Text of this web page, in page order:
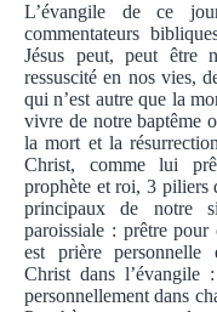
L’évangile de ce
commentateurs
Jésus peut, peut être
ressuscité en nos vies,
qui n’est autre que la
vivre de notre baptême
la mort et la
Christ, comme lui
prophète et roi, 3 piliers
principaux de notre
paroissiale : prêtre
est prière personnelle
Christ dans l’évangile
personnellement dans